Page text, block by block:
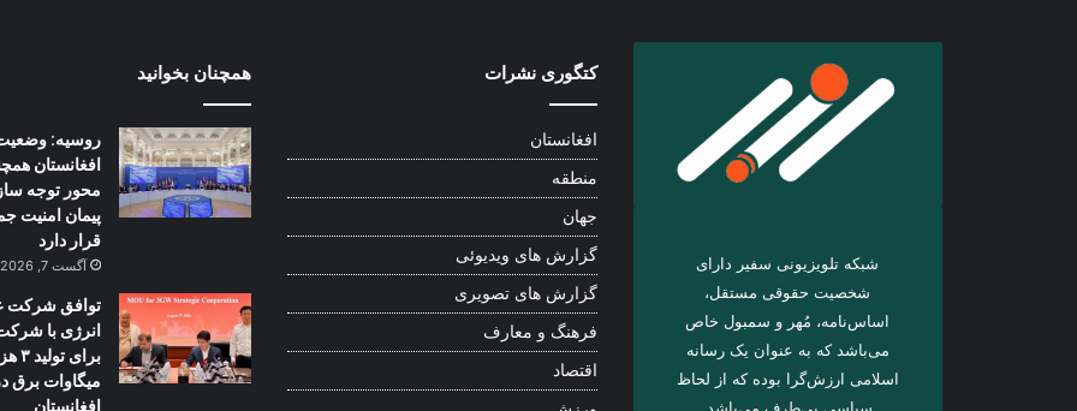
شبکه تلویزیونی سفیر دارای
شخصیت حقوقی مستقل،
اساس‌نامه، مُهر و سمبول خاص
می‌باشد که به عنوان یک رسانه
اسلامی ارزش‌گرا بوده که از لحاظ
کتگوری نشرات
افغانستان
منطقه
جهان
گزارش های ویدیوئی
گزارش های تصویری
فرهنگ و معارف
اقتصاد
همچنان بخوانید
روسیه:
افغانستان
محور توجه
پیمان امنیت
قرار دارد
آگست 7, 2026
توافق شرکت
انرژی با
برای
میگاوات برق